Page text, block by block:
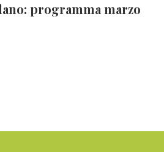
programma marzo